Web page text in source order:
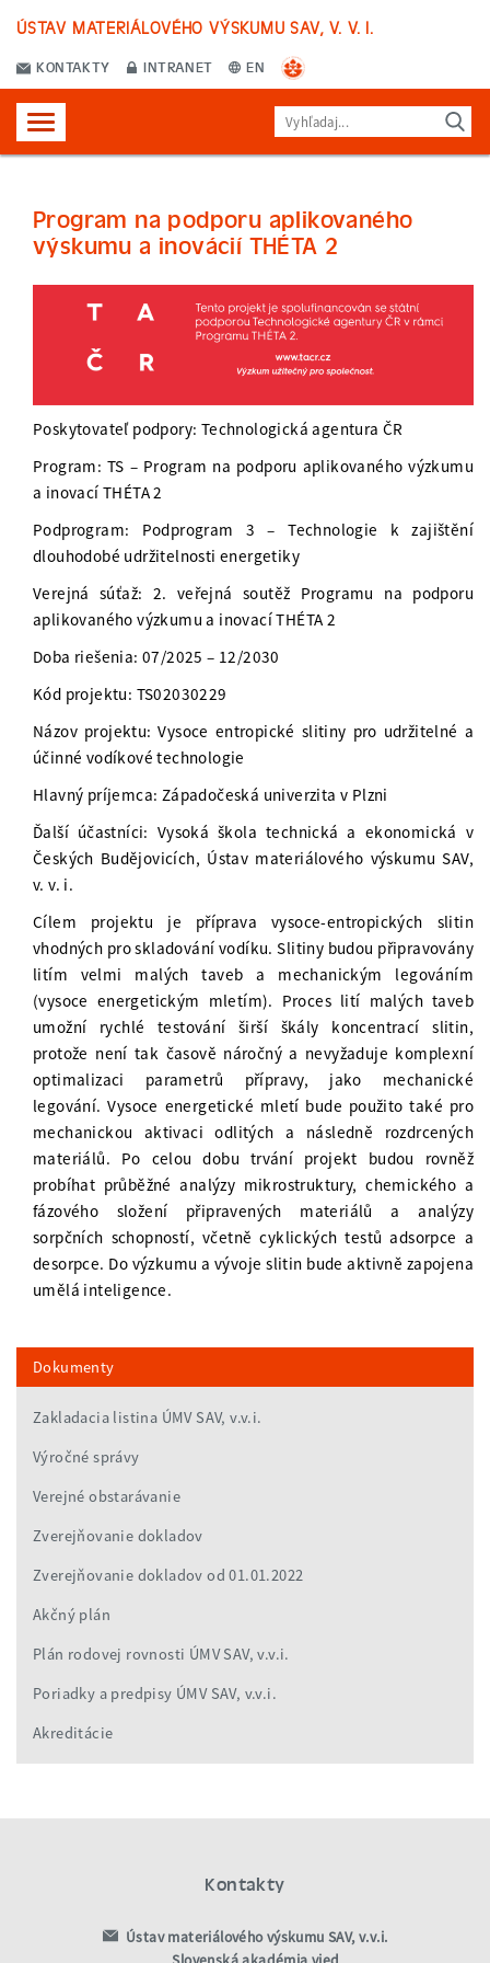
ÚSTAV MATERIÁLOVÉHO VÝSKUMU SAV, V. V. I.
KONTAKTY INTRANET EN
Program na podporu aplikovaného
výskumu a inovácií THÉTA 2
Poskytovateľ podpory: Technologická agentura ČR
Program: TS – Program na podporu aplikovaného výzkumu
a inovací THÉTA 2
Podprogram: Podprogram 3 – Technologie k zajištění
dlouhodobé udržitelnosti energetiky
Verejná súťaž: 2. veřejná soutěž Programu na podporu
aplikovaného výzkumu a inovací THÉTA 2
Doba riešenia: 07/2025 – 12/2030
Kód projektu: TS02030229
Názov projektu: Vysoce entropické slitiny pro udržitelné a
účinné vodíkové technologie
Hlavný príjemca: Západočeská univerzita v Plzni
Ďalší účastníci: Vysoká škola technická a ekonomická v
Českých Budějovicích, Ústav materiálového výskumu SAV,
v. v. i.
Cílem projektu je příprava vysoce-entropických slitin
vhodných pro skladování vodíku. Slitiny budou připravovány
litím velmi malých taveb a mechanickým legováním
(vysoce energetickým mletím). Proces lití malých taveb
umožní rychlé testování širší škály koncentrací slitin,
protože není tak časově náročný a nevyžaduje komplexní
optimalizaci parametrů přípravy, jako mechanické
legování. Vysoce energetické mletí bude použito také pro
mechanickou aktivaci odlitých a následně rozdrcených
materiálů. Po celou dobu trvání projekt budou rovněž
probíhat průběžné analýzy mikrostruktury, chemického a
fázového složení připravených materiálů a analýzy
sorpčních schopností, včetně cyklických testů adsorpce a
desorpce. Do výzkumu a vývoje slitin bude aktivně zapojena
umělá inteligence.
Dokumenty
Zakladacia listina ÚMV SAV, v.v.i.
Výročné správy
Verejné obstarávanie
Zverejňovanie dokladov
Zverejňovanie dokladov od 01.01.2022
Akčný plán
Plán rodovej rovnosti ÚMV SAV, v.v.i.
Poriadky a predpisy ÚMV SAV, v.v.i.
Akreditácie
Kontakty
Ústav materiálového výskumu SAV, v.v.i.